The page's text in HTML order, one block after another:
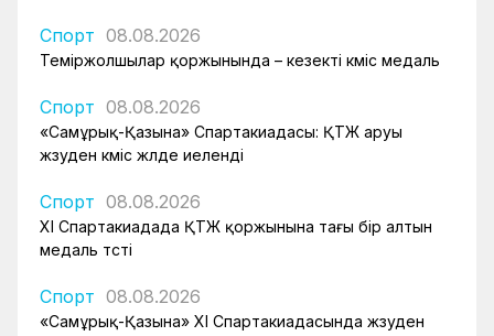
Спорт 08.08.2026
Теміржолшылар қоржынында – кезекті күміс медаль
Спорт 08.08.2026
«Самұрық-Қазына» Спартакиадасы: ҚТЖ аруы
жүзуден күміс жүлде иеленді
Спорт 08.08.2026
XI Спартакиадада ҚТЖ қоржынына тағы бір алтын
медаль түсті
Спорт 08.08.2026
«Самұрық-Қазына» XI Спартакиадасында жүзуден